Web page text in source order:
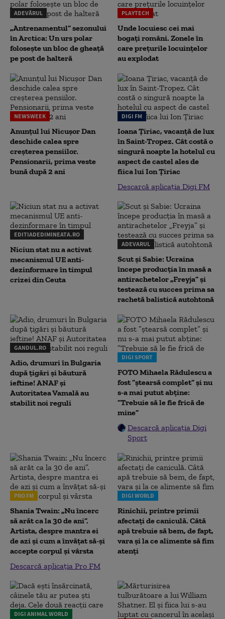
ADEVĂRUL
„Antrenamentul” sezonului
în Arctica: Un urs polar
folosește un bloc de gheață
pe post de halteră
PLAYTECH
Unde locuiesc cei mai
bogați români. Zonele în
care prețurile locuințelor
au explodat
NEWSWEEK
Anunțul lui Nicușor Dan
deschide calea spre
creșterea pensiilor.
Pensionarii, prima veste
bună după 2 ani
DIGI FM
Ioana Țiriac, vacanță de lux
în Saint-Tropez. Cât costă o
singură noapte la hotelul cu
aspect de castel ales de
fiica lui Ion Țiriac
Descarcă aplicația Digi FM
EDITIADEDIMINEATA.RO
Niciun stat nu a activat
mecanismul UE anti-
dezinformare în timpul
crizei din Ceuta
ADEVARUL
Scut și Sabie: Ucraina
începe producția în masă a
antirachetelor „Freyja” și
testează cu succes prima sa
rachetă balistică autohtonă
GANDUL.RO
Adio, drumuri în Bulgaria
după țigări și băutură
ieftine! ANAF și
Autoritatea Vamală au
stabilit noi reguli
DIGI SPORT
FOTO Mihaela Rădulescu a
fost ”ștearsă complet” și nu
s-a mai putut abține:
”Trebuie să le fie frică de
mine”
Descarcă aplicația Digi
Sport
PRO FM
Shania Twain: „Nu încerc
să arăt ca la 30 de ani”.
Artista, despre mantra ei
de azi și cum a învățat să-și
accepte corpul și vârsta
Descarcă aplicația Pro FM
DIGI WORLD
Rinichii, printre primii
afectați de caniculă. Câtă
apă trebuie să bem, de fapt,
vara și la ce alimente să fim
atenți
DIGI ANIMAL WORLD